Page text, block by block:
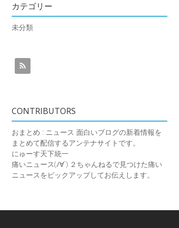
カテゴリー
未分類
CONTRIBUTORS
おまとめ : ニュース 面白いブログの新着情報を
まとめて配信するアンテナサイトです。
にゅーす天下統一
痛いニュース(ﾉ∀`) ２ちゃんねるで見つけた痛い
ニュースをピックアップしてお伝えします。